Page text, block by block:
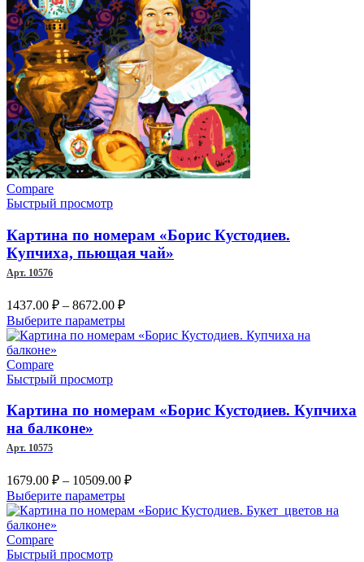
–
8672.00 ₽
имеет
несколько
вариаций.
Опции
можно
выбрать
на
странице
товара.
Compare
Быстрый просмотр
Картина по номерам «Борис Кустодиев.
Купчиха, пьющая чай»
Арт. 10576
1437.00 ₽ – 8672.00 ₽Диапазон
цен:
1437.00 ₽
Выберите параметрыЭтот
товар
можно
выбрать
Compare
Быстрый просмотр
Картина по номерам «Борис Кустодиев. Купчиха
на балконе»
Арт. 10575
1679.00 ₽ – 10509.00 ₽Диапазон
1679.00 ₽
Выберите параметрыЭтот
товар
Compare
Быстрый просмотр